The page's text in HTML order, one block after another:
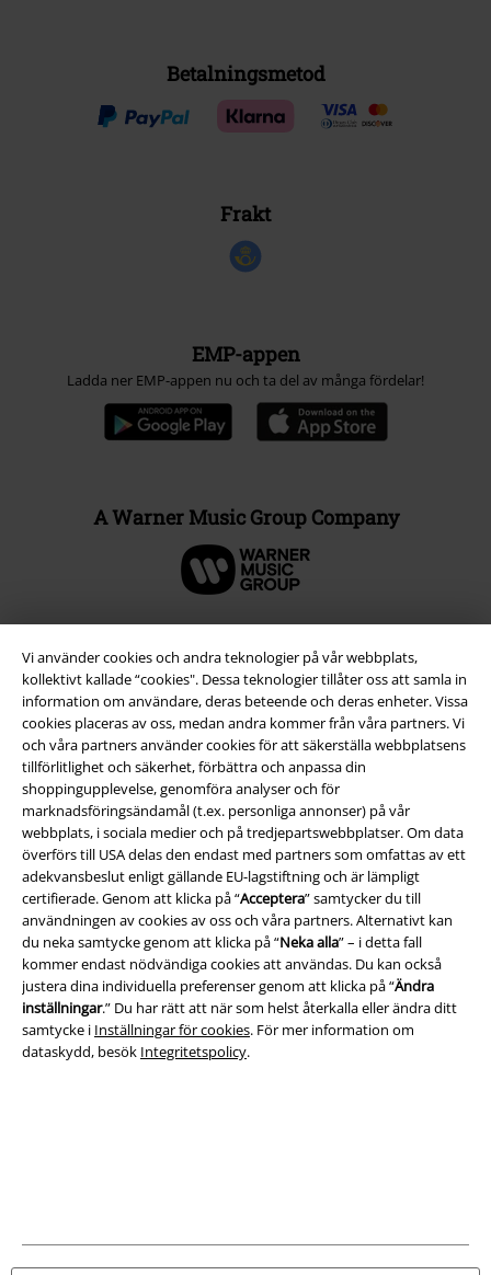
Vi använder cookies och andra teknologier på vår webbplats,
kollektivt kallade “cookies". Dessa teknologier tillåter oss att samla in
information om användare, deras beteende och deras enheter. Vissa
cookies placeras av oss, medan andra kommer från våra partners. Vi
och våra partners använder cookies för att säkerställa webbplatsens
tillförlitlighet och säkerhet, förbättra och anpassa din
shoppingupplevelse, genomföra analyser och för
marknadsföringsändamål (t.ex. personliga annonser) på vår
webbplats, i sociala medier och på tredjepartswebbplatser. Om data
överförs till USA delas den endast med partners som omfattas av ett
adekvansbeslut enligt gällande EU-lagstiftning och är lämpligt
certifierade. Genom att klicka på “Acceptera” samtycker du till
användningen av cookies av oss och våra partners. Alternativt kan
du neka samtycke genom att klicka på “Neka alla” – i detta fall
kommer endast nödvändiga cookies att användas. Du kan också
justera dina individuella preferenser genom att klicka på “Ändra
inställningar.” Du har rätt att när som helst återkalla eller ändra ditt
samtycke i Inställningar för cookies. För mer information om
dataskydd, besök Integritetspolicy.
Betalningsmetod
Frakt
EMP-appen
Ladda ner EMP-appen nu och ta del av många fördelar!
A Warner Music Group Company
Juridisk information/Villkor
Villkor
Om oss
Ladda ner villkoren
Avfallshantering och miljöskydd
Alla priser inkl. moms.Fraktkostnad tillkommer.